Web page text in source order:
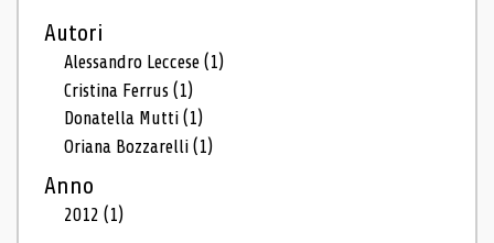
Autori
Alessandro Leccese(1)
Cristina Ferrus(1)
Donatella Mutti(1)
Oriana Bozzarelli(1)
Anno
2012(1)